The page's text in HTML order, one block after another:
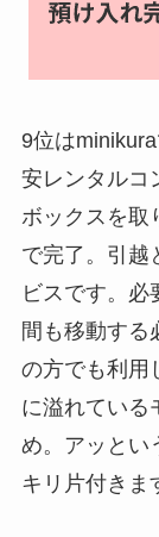
9位は
安レンタルコ
ボックスを取
で完了。引越
ビスです。必
間も移動する
の方でも利用
に溢れている
め。アッとい
キリ片付きま